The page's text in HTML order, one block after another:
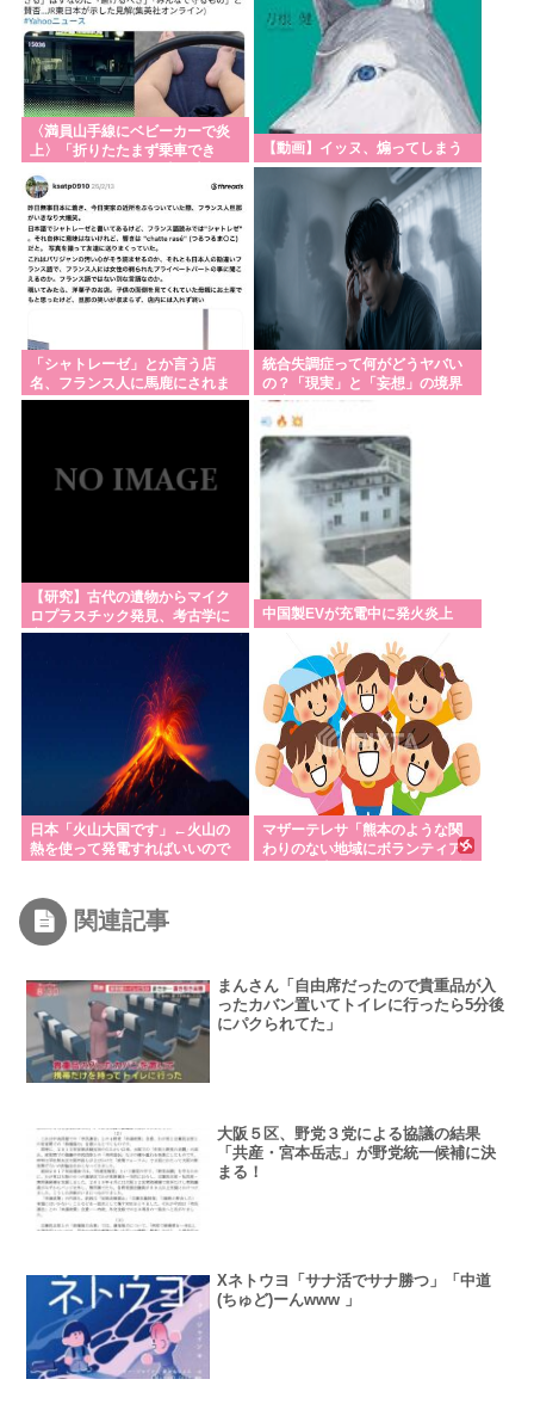
〈満員山手線にベビーカーで炎
上〉「折りたたまず乗車でき
した見解
【動画】イッヌ、煽ってしまう
「シャトレーゼ」とか言う店
名、フランス人に馬鹿にされま
くる
統合失調症って何がどうヤバい
の？「現実」と「妄想」の境界
が崩れるってマジ？
【研究】古代の遺物からマイク
ロプラスチック発見、考古学に
変化か
中国製EVが充電中に発火炎上
日本「火山大国です」←火山の
熱を使って発電すればいいので
マザーテレサ「熊本のような関
わりのない地域にボランティア
関連記事
まんさん「自由席だったので貴重品が入
ったカバン置いてトイレに行ったら5分後
にパクられてた」
大阪５区、野党３党による協議の結果
「共産・宮本岳志」が野党統一候補に決
まる！
Xネトウヨ「サナ活でサナ勝つ」「中道
(ちゅど)ーんwww 」